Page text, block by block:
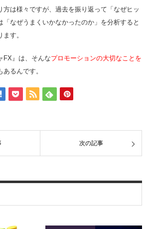
方は様々ですが、過去を振り返って「なぜヒッ
「なぜうまくいかなかったのか」を分析すると
す。
FX』は、そんなプロモーションの大切なことを
あるんです。
次の記事